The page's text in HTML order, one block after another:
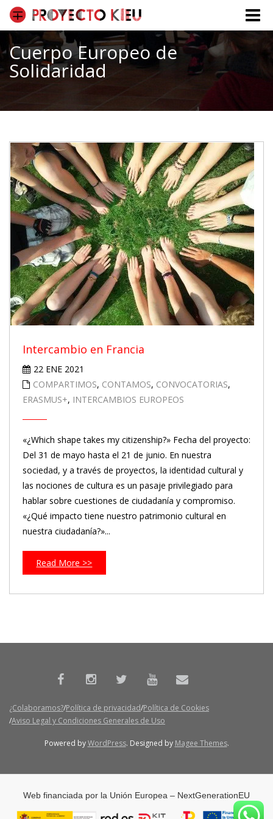
Toggle
Cuerpo Europeo de
Solidaridad
Intercambio en Francia
22 ENE 2021
COMPARTIMOS, CONTAMOS, CONVOCATORIAS,
ERASMUS+, INTERCAMBIOS EUROPEOS
«¿Which shape takes my citizenship?» Fecha del proyecto:
Del 31 de mayo hasta el 21 de junio. En nuestra
sociedad, y a través de proyectos, la identidad cultural y
las nociones de cultura es un pasaje privilegiado para
hablar sobre cuestiones de ciudadanía y compromiso.
«¿Qué impacto tiene nuestro patrimonio cultural en
nuestra ciudadanía?»...
Read More >>
¿Colaboramos? Política de privacidad Política de Cookies
Aviso Legal y Condiciones Generales de Uso
Powered byWordPress. Designed by Magee Themes.
Web financiada por la Unión Europea – NextGenerationEU